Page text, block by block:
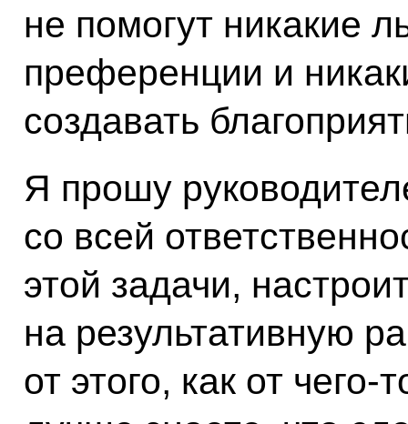
не помогут никакие
преференции и
создавать
Я прошу
со всей
этой задачи,
на результативную
от этого, как от